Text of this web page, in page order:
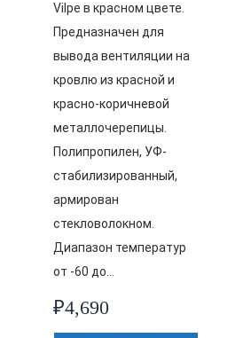
Vilpe в красном цвете.
Предназначен для
вывода вентиляции на
кровлю из красной и
красно-коричневой
металлочерепицы.
Полипропилен, УФ-
стабилизированный,
армирован
стекловолокном.
Диапазон температур
от -60 до…
₽4,690